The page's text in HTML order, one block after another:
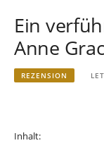
Ein
Anne
REZENSION
Inhalt: